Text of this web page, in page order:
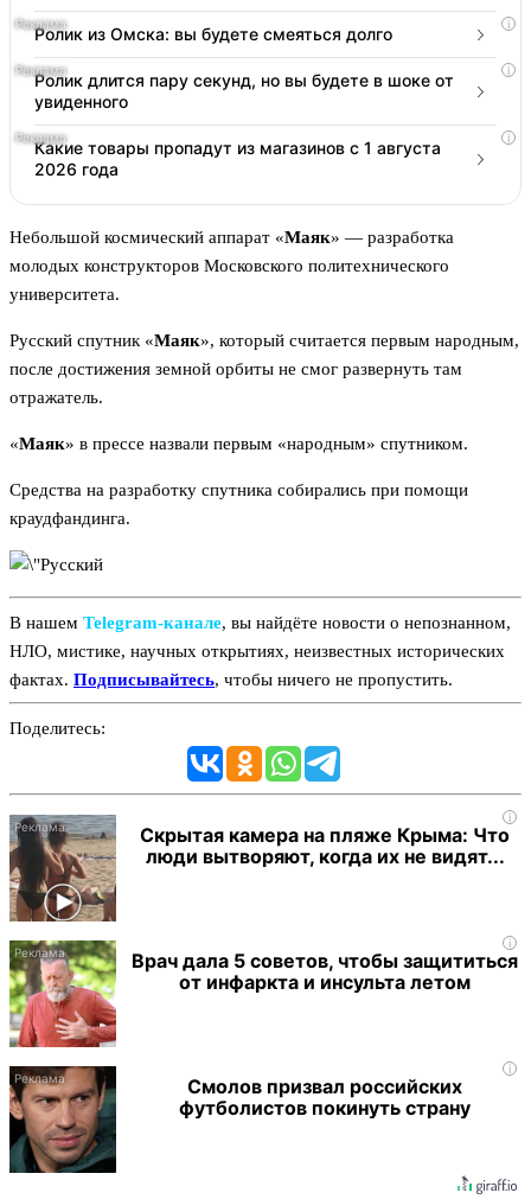
i
Ролик из Омска: вы будете смеяться долго
i
Ролик длится пару секунд, но вы будете в шоке от
увиденного
i
Какие товары пропадут из магазинов с 1 августа
2026 года
Небольшой космический аппарат «Маяк» — разработка
молодых конструкторов Московского политехнического
университета.
Русский спутник «Маяк», который считается первым народным,
после достижения земной орбиты не смог развернуть там
отражатель.
«Маяк» в прессе назвали первым «народным» спутником.
Средства на разработку спутника собирались при помощи
краудфандинга.
В нашем Telegram‑канале, вы найдёте новости о непознанном,
НЛО, мистике, научных открытиях, неизвестных исторических
фактах. Подписывайтесь, чтобы ничего не пропустить.
Поделитесь:
i
Скрытая камера на пляже Крыма: Что
люди вытворяют, когда их не видят...
i
Врач дала 5 советов, чтобы защититься
от инфаркта и инсульта летом
i
Смолов призвал российских
футболистов покинуть страну